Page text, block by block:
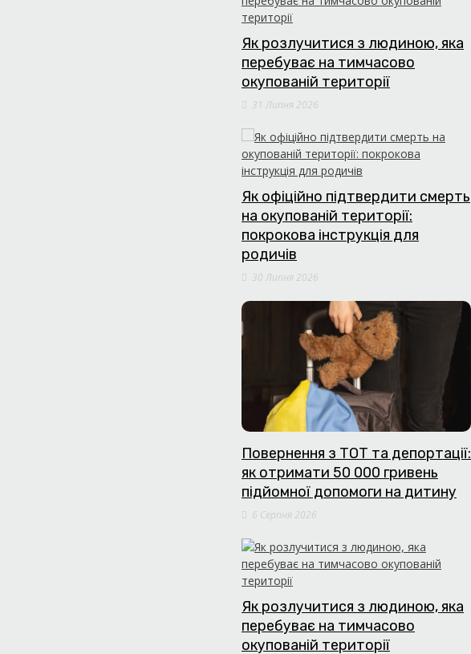
Як розлучитися з людиною, яка
перебуває на тимчасово
окупованій території
31 Липня 2026
Як офіційно підтвердити смерть
на окупованій території:
покрокова інструкція для
родичів
30 Липня 2026
Повернення з ТОТ та депортації:
як отримати 50 000 гривень
підйомної допомоги на дитину
6 Серпня 2026
Як розлучитися з людиною, яка
перебуває на тимчасово
окупованій території